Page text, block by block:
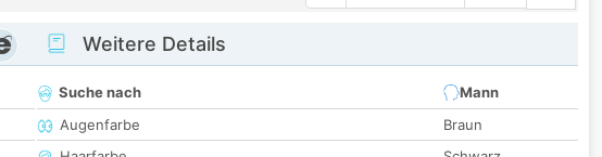
Weitere Details
Suche nach
Mann
Augenfarbe
Braun